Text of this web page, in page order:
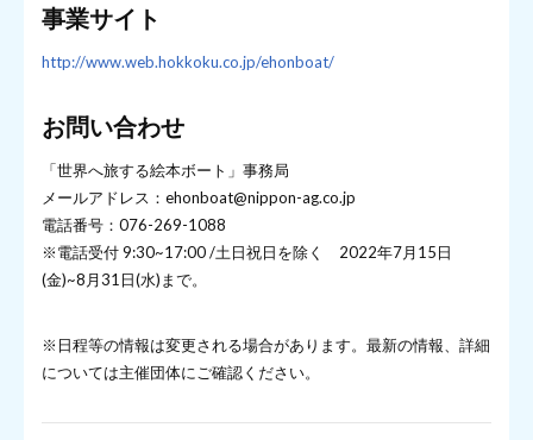
事業サイト
http://www.web.hokkoku.co.jp/ehonboat/
お問い合わせ
「世界へ旅する絵本ボート」事務局
メールアドレス：ehonboat@nippon-ag.co.jp
電話番号：076-269-1088
※電話受付 9:30~17:00 /土日祝日を除く 2022年7月15日
(金)~8月31日(水)まで。
※日程等の情報は変更される場合があります。最新の情報、詳細
については主催団体にご確認ください。